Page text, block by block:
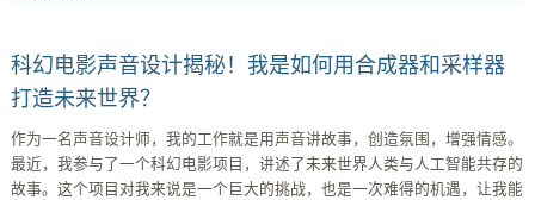
科幻电影声音设计揭秘！我是如何用合成器和采样器
打造未来世界？
作为一名声音设计师，我的工作就是用声音讲故事，创造氛围，增强情感。
最近，我参与了一个科幻电影项目，讲述了未来世界人类与人工智能共存的
故事。这个项目对我来说是一个巨大的挑战，也是一次难得的机遇，让我能